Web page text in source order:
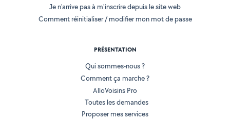
Je n'arrive pas à m'inscrire depuis le site web
Comment réinitialiser / modifier mon mot de passe
PRÉSENTATION
Qui sommes-nous ?
Comment ça marche ?
AlloVoisins Pro
Toutes les demandes
Proposer mes services